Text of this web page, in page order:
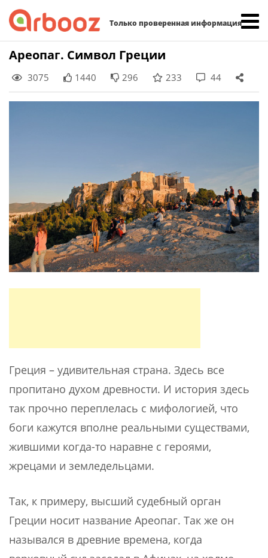
Только проверенная информация
Skip
content
Ареопаг. Символ Греции
3075 1440 296 233 44
Греция – удивительная страна. Здесь все
пропитано духом древности. И история здесь
так прочно переплелась с мифологией, что
боги кажутся вполне реальными существами,
жившими когда-то наравне с героями,
жрецами и земледельцами.
Так, к примеру, высший судебный орган
Греции носит название Ареопаг. Так же он
назывался в древние времена, когда
Найти: